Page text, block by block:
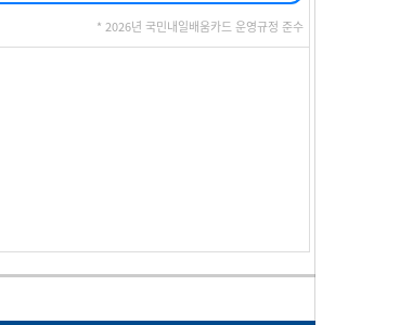
* 2026년 국민내일배움카드 운영규정 준수